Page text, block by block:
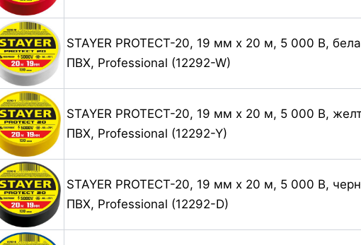
STAYER PROTECT-20, 19 мм х 20 м, 5 000 В,
ПВХ, Professional (12292-W)
STAYER PROTECT-20, 19 мм х 20 м, 5 000 В,
ПВХ, Professional (12292-Y)
STAYER PROTECT-20, 19 мм х 20 м, 5 000 В,
ПВХ, Professional (12292-D)